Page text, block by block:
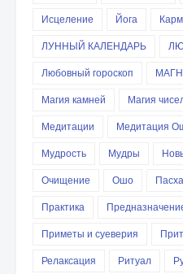
Исцеление
Йога
ЛУННЫЙ КАЛЕНДАРЬ
Любовный гороскоп
Магия камней
Магия
Медитации
Медитация
Мудрость
Мудры
Очищение
Ошо Пасха
Практика
Приметы и суеверия
Релаксация
Ритуал